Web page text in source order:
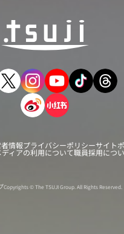
情報プライバシーポリシーサイト
ィアの利用について職員採用につ
Copyrights © The TSUJI Group. All Rights Reserved.